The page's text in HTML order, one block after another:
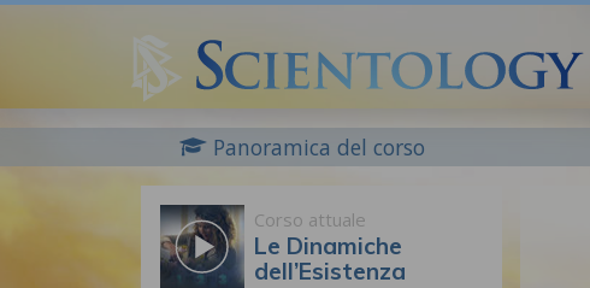
Panoramica del corso
Corso attuale
Le Dinamiche
dell’Esistenza